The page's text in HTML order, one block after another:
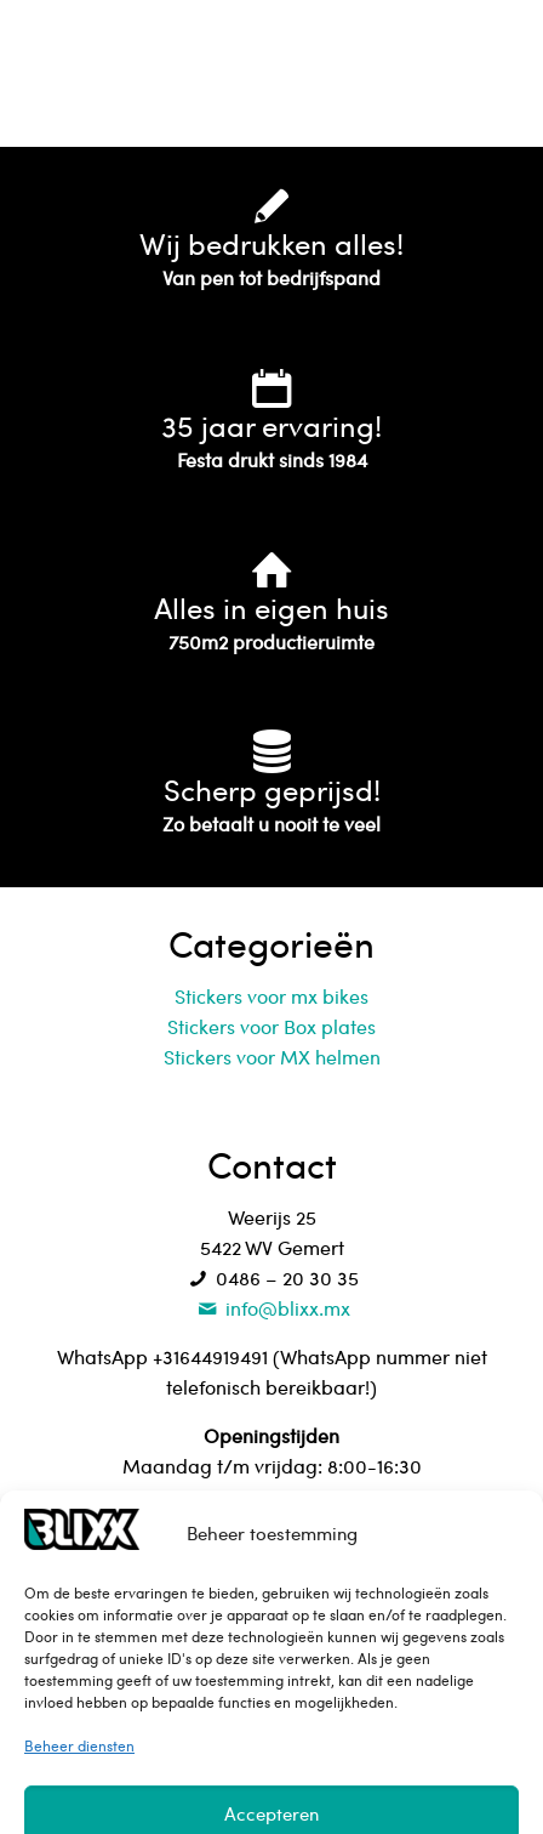
Beheer toestemming
Om de beste ervaringen te bieden, gebruiken wij technologieën zoals
cookies om informatie over je apparaat op te slaan en/of te raadplegen.
Door in te stemmen met deze technologieën kunnen wij gegevens zoals
surfgedrag of unieke ID's op deze site verwerken. Als je geen
toestemming geeft of uw toestemming intrekt, kan dit een nadelige
invloed hebben op bepaalde functies en mogelijkheden.
Beheer diensten
Accepteren
Wij bedrukken alles!
Van pen tot bedrijfspand
35 jaar ervaring!
Festa drukt sinds 1984
Alles in eigen huis
750m2 productieruimte
Scherp geprijsd!
Zo betaalt u nooit te veel
Categorieën
Stickers voor mx bikes
Stickers voor Box plates
Stickers voor MX helmen
Contact
Weerijs 25
5422 WV Gemert
0486 – 20 30 35
info@blixx.mx
WhatsApp +31644919491 (WhatsApp nummer niet
telefonisch bereikbaar!)
Openingstijden
Maandag t/m vrijdag: 8:00-16:30
Contact
Maattabel
Privacy Policy
Leveringsvoorwaarden